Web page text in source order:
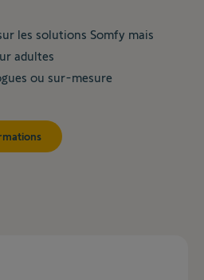
les solutions Somfy mais
adultes
ou sur-mesure